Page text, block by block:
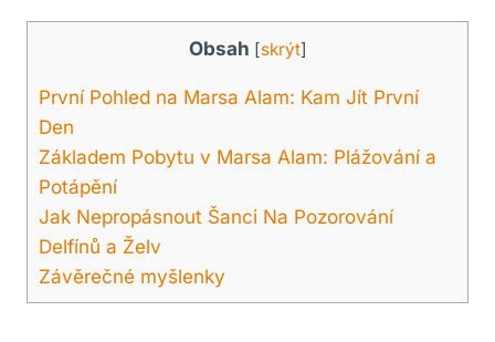
Obsah [skrýt]
První Pohled na Marsa Alam: Kam Jít První
Den
Základem Pobytu v Marsa Alam: Plážování a
Potápění
Jak Nepropásnout Šanci Na Pozorování
Delfínů a Želv
Závěrečné myšlenky